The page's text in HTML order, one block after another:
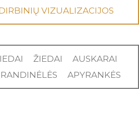
VIZUALIZACIJOS
ŽIEDAI
AUSKARAI
APYRANKĖS